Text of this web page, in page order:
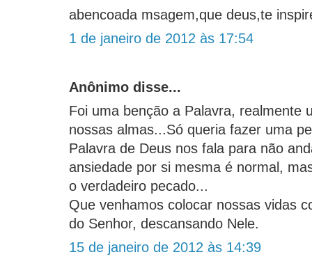
abencoada msagem,que deus,te
1 de janeiro de 2012 às 17:54
Anônimo disse...
Foi uma benção a Palavra, realmente
nossas almas...Só queria fazer uma
Palavra de Deus nos fala para não
ansiedade por si mesma é normal,
o verdadeiro pecado...
Que venhamos colocar nossas vidas
do Senhor, descansando Nele.
15 de janeiro de 2012 às 14:39